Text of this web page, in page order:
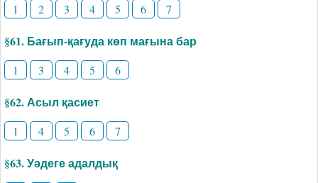
1 2 3 4 5 6 7
§61. Бағып-қағуда көп мағына бар
1 3 4 5 6
§62. Асыл қасиет
1 4 5 6 7
§63. Уәдеге адалдық